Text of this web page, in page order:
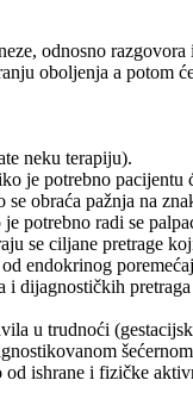
odnosno
oboljenja a potom
neku terapiju).
je potrebno pacijentu
obraća pažnja na
potrebno radi se
se ciljane pretrage
endokrinog
dijagnostičkih
u trudnoći
ishrane i fizičke